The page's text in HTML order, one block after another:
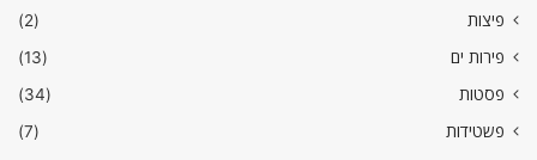
פיצות
(2)
פירות ים
(13)
פסטות
(34)
פשטידות
(7)